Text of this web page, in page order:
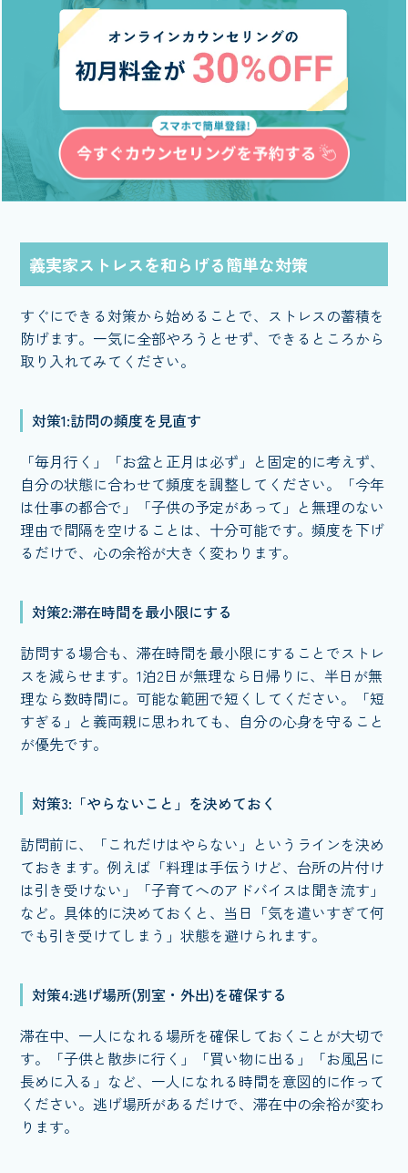
義実家ストレスを和らげる簡単な対策
すぐにできる対策から始めることで、ストレスの蓄積を
防げます。一気に全部やろうとせず、できるところから
取り入れてみてください。
対策1:訪問の頻度を見直す
「毎月行く」「お盆と正月は必ず」と固定的に考えず、
自分の状態に合わせて頻度を調整してください。「今年
は仕事の都合で」「子供の予定があって」と無理のない
理由で間隔を空けることは、十分可能です。頻度を下げ
るだけで、心の余裕が大きく変わります。
対策2:滞在時間を最小限にする
訪問する場合も、滞在時間を最小限にすることでストレ
スを減らせます。1泊2日が無理なら日帰りに、半日が無
理なら数時間に。可能な範囲で短くしてください。「短
すぎる」と義両親に思われても、自分の心身を守ること
が優先です。
対策3:「やらないこと」を決めておく
訪問前に、「これだけはやらない」というラインを決め
ておきます。例えば「料理は手伝うけど、台所の片付け
は引き受けない」「子育てへのアドバイスは聞き流す」
など。具体的に決めておくと、当日「気を遣いすぎて何
でも引き受けてしまう」状態を避けられます。
対策4:逃げ場所(別室・外出)を確保する
滞在中、一人になれる場所を確保しておくことが大切で
す。「子供と散歩に行く」「買い物に出る」「お風呂に
長めに入る」など、一人になれる時間を意図的に作って
ください。逃げ場所があるだけで、滞在中の余裕が変わ
ります。